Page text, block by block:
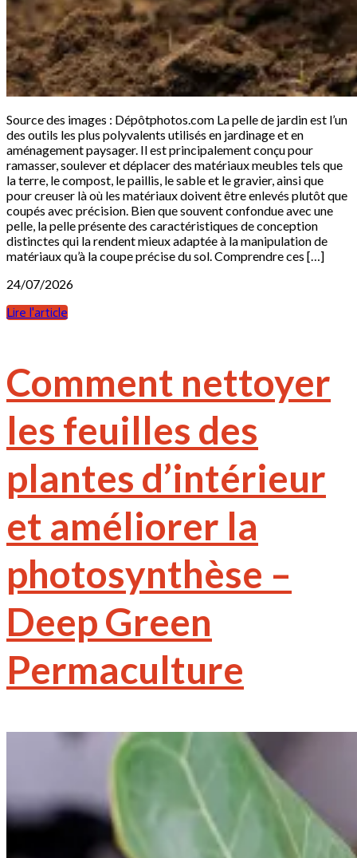
Source des images : Dépôtphotos.com La pelle de jardin est l’un
des outils les plus polyvalents utilisés en jardinage et en
aménagement paysager. Il est principalement conçu pour
ramasser, soulever et déplacer des matériaux meubles tels que
la terre, le compost, le paillis, le sable et le gravier, ainsi que
pour creuser là où les matériaux doivent être enlevés plutôt que
coupés avec précision. Bien que souvent confondue avec une
pelle, la pelle présente des caractéristiques de conception
distinctes qui la rendent mieux adaptée à la manipulation de
matériaux qu’à la coupe précise du sol. Comprendre ces […]
24/07/2026
Lire l'article
Comment nettoyer
les feuilles des
plantes d’intérieur
et améliorer la
photosynthèse –
Deep Green
Permaculture